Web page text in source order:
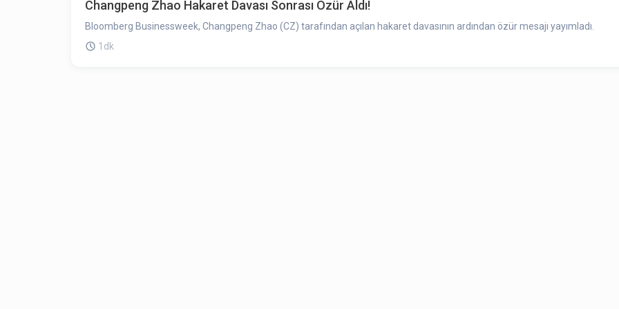
Changpeng Zhao Hakaret Davası Sonrası Özür Aldı!
Bloomberg Businessweek, Changpeng Zhao (CZ) tarafından açılan hakaret davasının ardından özür mesajı yayımladı.
1dk